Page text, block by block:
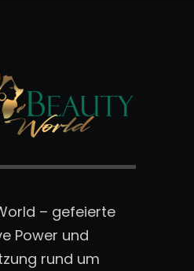
– gefeierte
Power und
rund um